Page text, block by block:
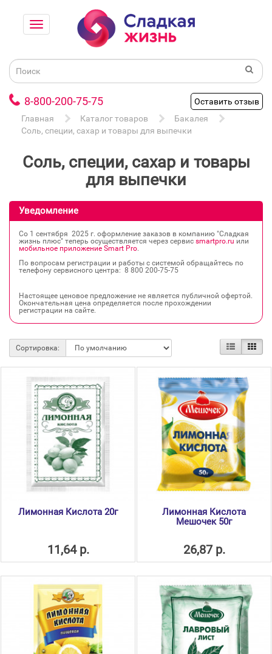
8-800-200-75-75
Оставить отзыв
Главная
Каталог товаров
Бакалея
Соль, специи, сахар и товары для выпечки
Соль, специи, сахар и товары
для выпечки
Уведомление
Со 1 сентября 2025 г. оформление заказов в компанию "Сладкая
жизнь плюс" теперь осуществляется через сервис smartpro.ru или
мобильное приложение Smart Pro.
По вопросам регистрации и работы с системой обращайтесь по
телефону сервисного центра: 8 800 200‐75‐75
Настоящее ценовое предложение не является публичной офертой.
Окончательная цена определяется после прохождении
регистрации на сайте.
Сортировка:
Лимонная Кислота 20г
11,64 р.
Лимонная Кислота
Мешочек 50г
26,87 р.